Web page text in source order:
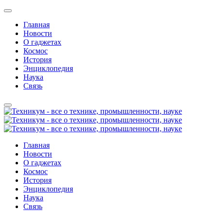
Главная
Новости
О гаджетах
Космос
История
Энциклопедия
Наука
Связь
Главная
Новости
О гаджетах
Космос
История
Энциклопедия
Наука
Связь